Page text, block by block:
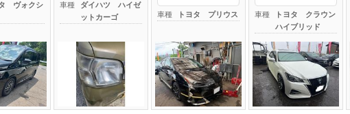
タ ヴォクシ
車種
ダイハツ ハイゼ
ットカーゴ
車種 トヨタ プリウス 車種
トヨタ クラウン
ハイブリッド